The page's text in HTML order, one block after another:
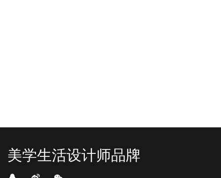
美学生活设计师品牌